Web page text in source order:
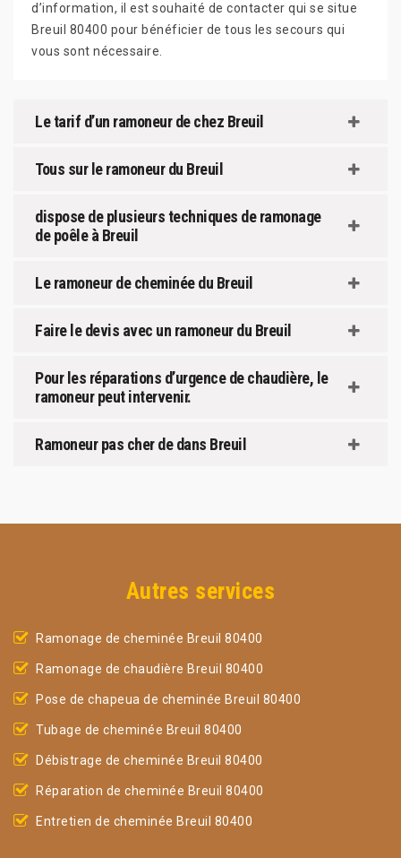
d’information, il est souhaité de contacter qui se situe
Breuil 80400 pour bénéficier de tous les secours qui
vous sont nécessaire.
Le tarif d’un ramoneur de chez Breuil
Tous sur le ramoneur du Breuil
dispose de plusieurs techniques de ramonage
de poêle à Breuil
Le ramoneur de cheminée du Breuil
Faire le devis avec un ramoneur du Breuil
Pour les réparations d’urgence de chaudière, le
ramoneur peut intervenir.
Ramoneur pas cher de dans Breuil
Autres services
Ramonage de cheminée Breuil 80400
Ramonage de chaudière Breuil 80400
Pose de chapeua de cheminée Breuil 80400
Tubage de cheminée Breuil 80400
Débistrage de cheminée Breuil 80400
Réparation de cheminée Breuil 80400
Entretien de cheminée Breuil 80400